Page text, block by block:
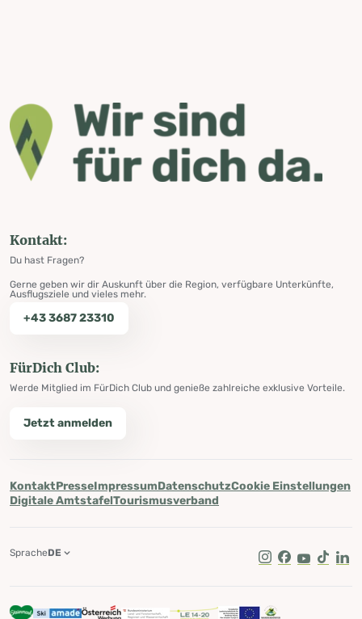
Kontakt:
Du hast Fragen?
Gerne geben wir dir Auskunft über die Region, verfügbare Unterkünfte,
Ausflugsziele und vieles mehr.
+43 3687 23310
FürDich Club:
Werde Mitglied im FürDich Club und genieße zahlreiche exklusive Vorteile.
Jetzt anmelden
KontaktPresseImpressumDatenschutzCookie Einstellungen
Digitale AmtstafelTourismusverband
Instagram
Facebook
Youtube
Tik Tok
SpracheDE